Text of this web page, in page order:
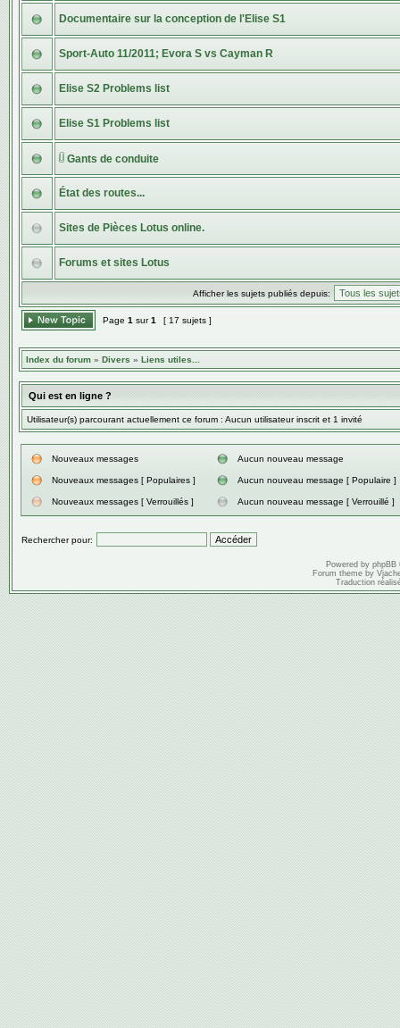
Documentaire sur la conception de l'Elise S1
Sport-Auto 11/2011; Evora S vs Cayman R
Elise S2 Problems list
Elise S1 Problems list
Gants de conduite
État des routes...
Sites de Pièces Lotus online.
Forums et sites Lotus
Afficher les sujets publiés depuis:
Page 1 sur1 [ 17 sujets ]
Index du forum » Divers » Liens utiles...
Qui est en ligne ?
Utilisateur(s) parcourant actuellement ce forum : Aucun utilisateur inscrit et 1 invité
Nouveaux messages Aucun nouveau message
Nouveaux messages [ Populaires ] Aucun nouveau message [ Populaire ]
Nouveaux messages [ Verrouillés ] Aucun nouveau message [ Verrouillé ]
Rechercher pour:
Powered by phpBB
Forum theme by
Traduction